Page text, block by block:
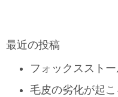
最近の投稿
フォックススト
毛皮の劣化が起